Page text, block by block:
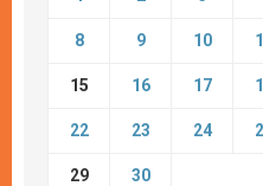
8 9 10
15 16 17
22 23 24
29 30